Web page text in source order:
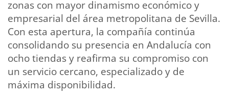
zonas con mayor dinamismo económico y
empresarial del área metropolitana de Sevilla.
Con esta apertura, la compañía continúa
consolidando su presencia en Andalucía con
ocho tiendas y reafirma su compromiso con
un servicio cercano, especializado y de
máxima disponibilidad.